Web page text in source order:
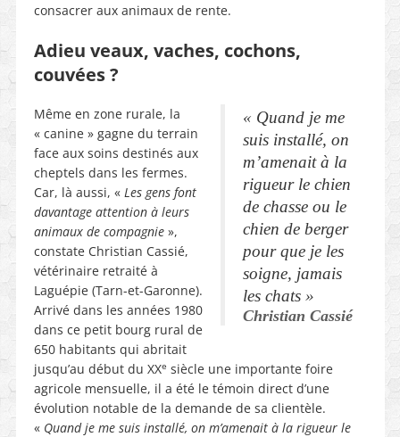
consacrer aux animaux de rente.
Adieu veaux, vaches, cochons,
couvées ?
« Quand je me
suis installé, on
m’amenait à la
rigueur le chien
de chasse ou le
chien de berger
pour que je les
soigne, jamais
les chats »
Christian Cassié
Même en zone rurale, la
« canine » gagne du terrain
face aux soins destinés aux
cheptels dans les fermes.
Car, là aussi, « Les gens font
davantage attention à leurs
animaux de compagnie»,
constate Christian Cassié,
vétérinaire retraité à
Laguépie (Tarn-et-Garonne).
Arrivé dans les années 1980
dans ce petit bourg rural de
650 habitants qui abritait
jusqu’au début du XXe siècle une importante foire
agricole mensuelle, il a été le témoin direct d’une
évolution notable de la demande de sa clientèle.
« Quand je me suis installé, on m’amenait à la rigueur le